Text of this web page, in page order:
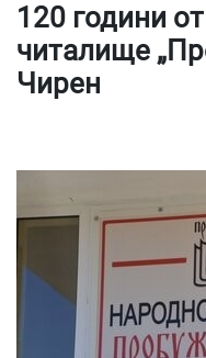
120 години
читалище
Чирен